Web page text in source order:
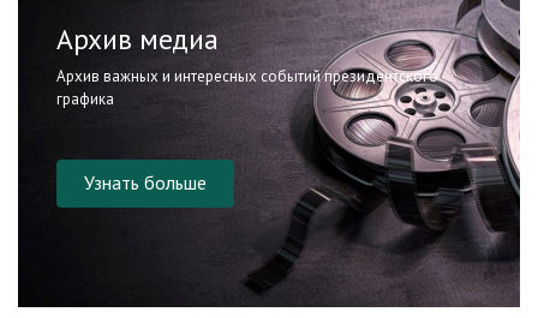
Архив медиа
Архив важных и интересных событий президентского
графика
Узнать больше